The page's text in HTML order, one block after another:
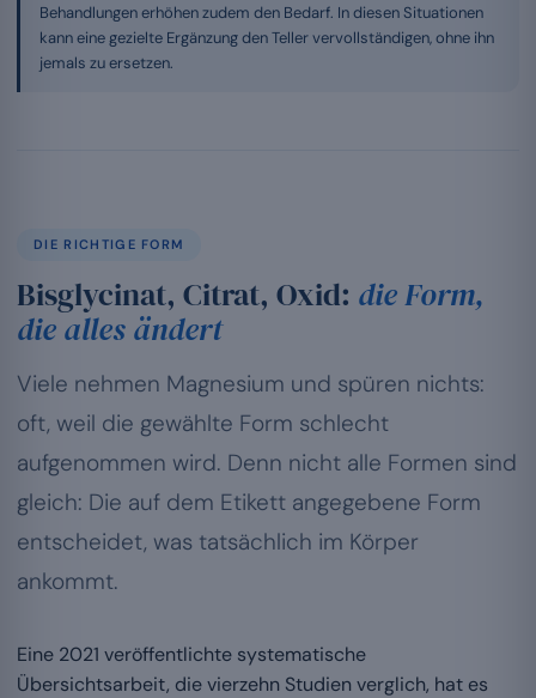
Behandlungen erhöhen zudem den Bedarf. In diesen Situationen
kann eine gezielte Ergänzung den Teller vervollständigen, ohne ihn
jemals zu ersetzen.
DIE RICHTIGE FORM
Bisglycinat, Citrat, Oxid: die Form,
die alles ändert
Viele nehmen Magnesium und spüren nichts:
oft, weil die gewählte Form schlecht
aufgenommen wird. Denn nicht alle Formen sind
gleich: Die auf dem Etikett angegebene Form
entscheidet, was tatsächlich im Körper
ankommt.
Eine 2021 veröffentlichte systematische
Übersichtsarbeit, die vierzehn Studien verglich, hat es